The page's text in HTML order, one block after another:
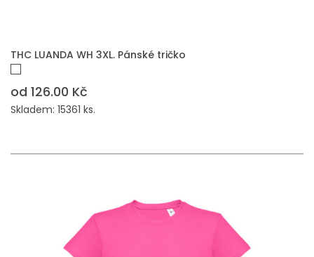
THC LUANDA WH 3XL. Pánské tričko
od 126.00 Kč
Skladem: 15361 ks.